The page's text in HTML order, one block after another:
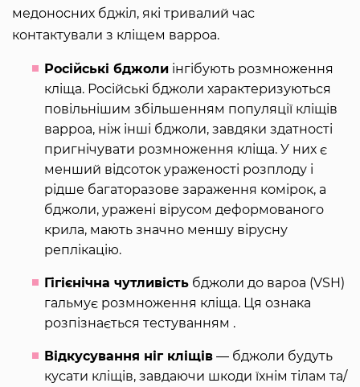
медоносних бджіл, які тривалий час
контактували з кліщем варроа.
Російські бджоли інгібують розмноження
кліща. Російські бджоли характеризуються
повільнішим збільшенням популяції кліщів
варроа, ніж інші бджоли, завдяки здатності
пригнічувати розмноження кліща. У них є
менший відсоток ураженості розплоду і
рідше багаторазове зараження комірок, а
бджоли, уражені вірусом деформованого
крила, мають значно меншу вірусну
реплікацію.
Гігієнічна чутливість бджоли до вароа (VSH)
гальмує розмноження кліща. Ця ознака
розпізнається тестуванням .
Відкусування ніг кліщів ― бджоли будуть
кусати кліщів, завдаючи шкоди їхнім тілам та/